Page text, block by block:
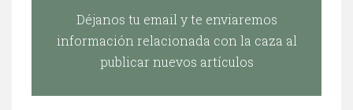
Déjanos tu email y te enviaremos
información relacionada con la caza al
publicar nuevos artículos